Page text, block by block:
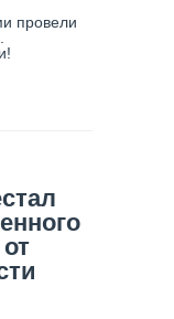
провели